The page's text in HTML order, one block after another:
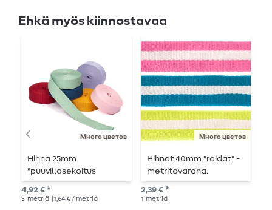
Ehkä myös kiinnostavaa
Много цветов
Hihna 25mm
"puuvillasekoitus
pehmeä" - 3m pitkä.
4,92 € *
3 metriä | 1,64 € / metriä
Много цветов
Hihnat 40mm "raidat" -
metritavarana.
2,39 € *
1 metriä